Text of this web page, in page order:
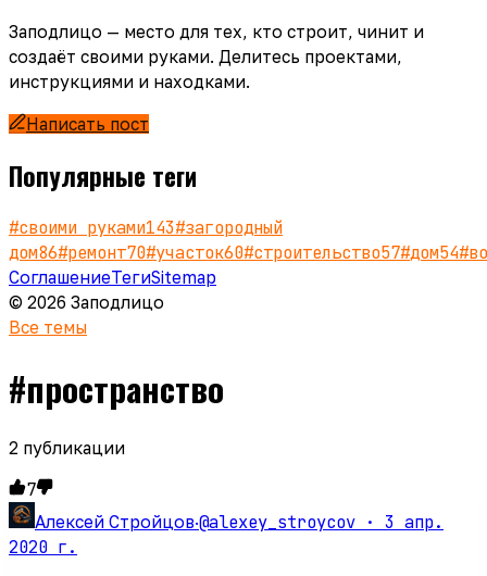
Заподлицо — место для тех, кто строит, чинит и
создаёт своими руками. Делитесь проектами,
инструкциями и находками.
Написать пост
Популярные теги
#своими руками143#загородный
дом86#ремонт70#участок60#строительство57#дом54#
СоглашениеТегиSitemap
© 2026 Заподлицо
Все темы
#пространство
2 публикации
7
Алексей Стройцов·@alexey_stroycov · 3 апр.
2020 г.